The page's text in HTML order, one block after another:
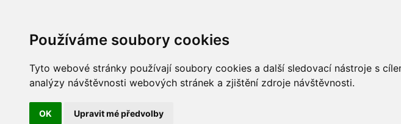
Používáme soubory cookies
Tyto webové stránky používají soubory cookies a další sledovací nástroje s
analýzy návštěvnosti webových stránek a zjištění zdroje návštěvnosti.
OK Upravit mé předvolby